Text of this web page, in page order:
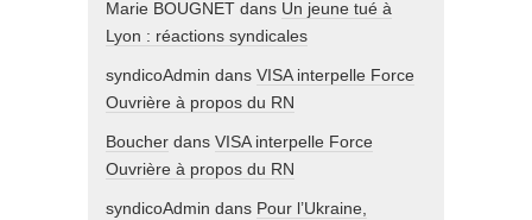
Marie BOUGNET dans Un jeune tué à
Lyon : réactions syndicales
syndicoAdmin dans VISA interpelle Force
Ouvrière à propos du RN
Boucher dans VISA interpelle Force
Ouvrière à propos du RN
syndicoAdmin dans Pour l’Ukraine,